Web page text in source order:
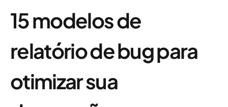
15 modelos de
relatório de bug para
otimizar sua